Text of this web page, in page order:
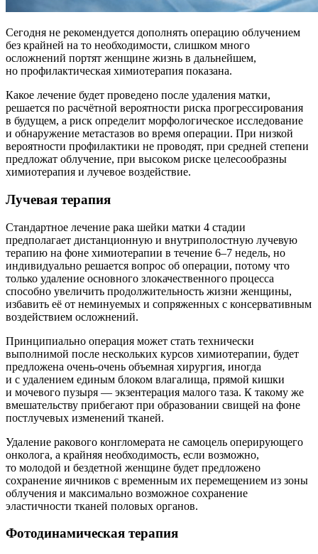
Сегодня не рекомендуется дополнять операцию облучением
без крайней на то необходимости, слишком много
осложнений портят женщине жизнь в дальнейшем,
но профилактическая химиотерапия показана.
Какое лечение будет проведено после удаления матки,
решается по расчётной вероятности риска прогрессирования
в будущем, а риск определит морфологическое исследование
и обнаружение метастазов во время операции. При низкой
вероятности профилактики не проводят, при средней степени
предложат облучение, при высоком риске целесообразны
химиотерапия и лучевое воздействие.
Лучевая терапия
Стандартное лечение рака шейки матки 4 стадии
предполагает дистанционную и внутриполостную лучевую
терапию на фоне химиотерапии в течение 6–7 недель, но
индивидуально решается вопрос об операции, потому что
только удаление основного злокачественного процесса
способно увеличить продолжительность жизни женщины,
избавить её от неминуемых и сопряженных с консервативным
воздействием осложнений.
Принципиально операция может стать технически
выполнимой после нескольких курсов химиотерапии, будет
предложена очень-очень объемная хирургия, иногда
и с удалением единым блоком влагалища, прямой кишки
и мочевого пузыря — экзентерация малого таза. К такому же
вмешательству прибегают при образовании свищей на фоне
постлучевых изменений тканей.
Удаление ракового конгломерата не самоцель оперирующего
онколога, а крайняя необходимость, если возможно,
то молодой и бездетной женщине будет предложено
сохранение яичников с временным их перемещением из зоны
облучения и максимально возможное сохранение
эластичности тканей половых органов.
Фотодинамическая терапия